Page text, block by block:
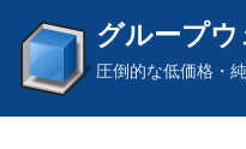
グループウ
圧倒的な低価格・